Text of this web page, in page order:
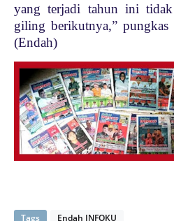
yang terjadi tahun ini
giling berikutnya,”
(Endah)
Tags Endah INFOKU